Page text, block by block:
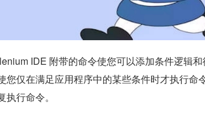
IDE 附带的命令使您可以添加条件逻辑和
您仅在满足应用程序中的某些条件时才执行命
执行命令。